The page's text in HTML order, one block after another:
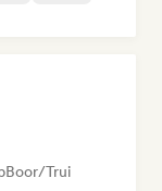
Boor/Trui